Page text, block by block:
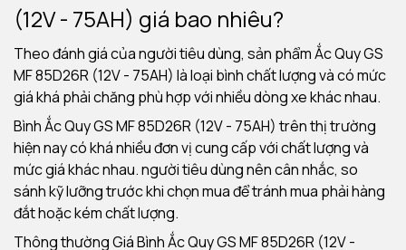
(12V - 75AH) giá bao nhiêu?
Theo đánh giá của người tiêu dùng, sản phẩm Ắc Quy GS
MF 85D26R (12V - 75AH) là loại bình chất lượng và có mức
giá khá phải chăng phù hợp với nhiều dòng xe khác nhau.
Bình Ắc Quy GS MF 85D26R (12V - 75AH) trên thị trường
hiện nay có khá nhiều đơn vị cung cấp với chất lượng và
mức giá khác nhau. người tiêu dùng nên cân nhắc, so
sánh kỹ lưỡng trước khi chọn mua để tránh mua phải hàng
đắt hoặc kém chất lượng.
Thông thường Giá Bình Ắc Quy GS MF 85D26R (12V -